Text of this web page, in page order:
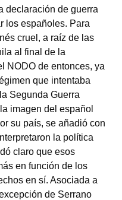
declaración de guerra
los españoles. Para
cruel, a raíz de las
al final de la
NODO de entonces, ya
que intentaba
Segunda Guerra
imagen del español
su país, se añadió con
la política
claro que esos
en función de los
en sí. Asociada a
de Serrano